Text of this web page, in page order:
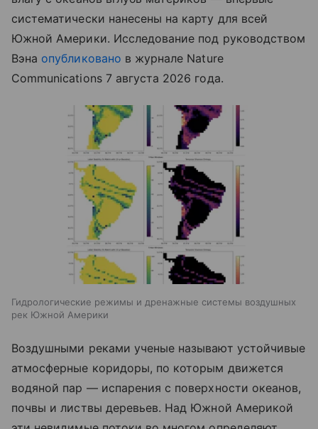
систематически нанесены на карту для всей
Южной Америки. Исследование под руководством
Вэна опубликовано в журнале Nature
Communications 7 августа 2026 года.
Гидрологические режимы и дренажные системы воздушных
рек Южной Америки
Воздушными реками ученые называют устойчивые
атмосферные коридоры, по которым движется
водяной пар — испарения с поверхности океанов,
почвы и листвы деревьев. Над Южной Америкой